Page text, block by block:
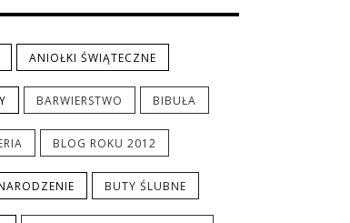
ANIOŁKI ŚWIĄTECZNE
BARWIERSTWO BIBUŁA
BLOG ROKU 2012
BUTY ŚLUBNE